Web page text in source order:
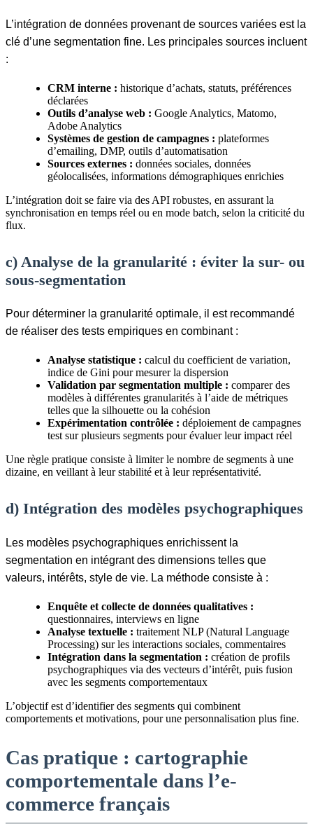
L’intégration de données provenant de sources variées est la
clé d’une segmentation fine. Les principales sources incluent
:
CRM interne : historique d’achats, statuts, préférences
déclarées
Outils d’analyse web : Google Analytics, Matomo,
Adobe Analytics
Systèmes de gestion de campagnes : plateformes
d’emailing, DMP, outils d’automatisation
Sources externes : données sociales, données
géolocalisées, informations démographiques enrichies
L’intégration doit se faire via des API robustes, en assurant la
synchronisation en temps réel ou en mode batch, selon la criticité du
flux.
c) Analyse de la granularité : éviter la sur- ou
sous-segmentation
Pour déterminer la granularité optimale, il est recommandé
de réaliser des tests empiriques en combinant :
Analyse statistique : calcul du coefficient de variation,
indice de Gini pour mesurer la dispersion
Validation par segmentation multiple : comparer des
modèles à différentes granularités à l’aide de métriques
telles que la silhouette ou la cohésion
Expérimentation contrôlée : déploiement de campagnes
test sur plusieurs segments pour évaluer leur impact réel
Une règle pratique consiste à limiter le nombre de segments à une
dizaine, en veillant à leur stabilité et à leur représentativité.
d) Intégration des modèles psychographiques
Les modèles psychographiques enrichissent la
segmentation en intégrant des dimensions telles que
valeurs, intérêts, style de vie. La méthode consiste à :
Enquête et collecte de données qualitatives :
questionnaires, interviews en ligne
Analyse textuelle : traitement NLP (Natural Language
Processing) sur les interactions sociales, commentaires
Intégration dans la segmentation : création de profils
psychographiques via des vecteurs d’intérêt, puis fusion
avec les segments comportementaux
L’objectif est d’identifier des segments qui combinent
comportements et motivations, pour une personnalisation plus fine.
Cas pratique : cartographie
comportementale dans l’e-
commerce français